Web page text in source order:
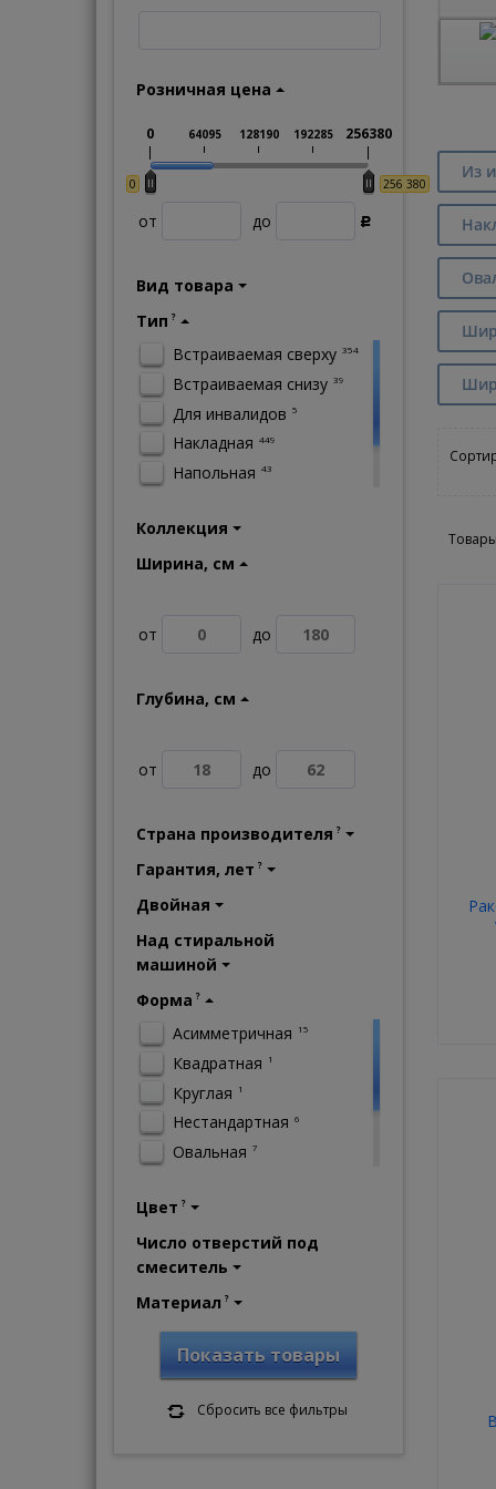
Розничная цена
0 256 380
0 64095 128190 192285 256380
от до Р
Вид товара
Тип ?
Встраиваемая сверху 354
Встраиваемая снизу 39
Для инвалидов 5
Накладная 449
Напольная 43
Полувстраиваемая
Коллекция
Ширина, см
от до
Глубина, см
от до
Страна производителя ?
Гарантия, лет ?
Двойная
Над стиральной
машиной
Форма ?
Асимметричная 15
Квадратная 1
Круглая 1
Нестандартная 6
Овальная 7
Прямоугольная
Угловая
Цвет ?
Число отверстий под
смеситель
Материал ?
Показать товары
Сбросить все фильтры
Из